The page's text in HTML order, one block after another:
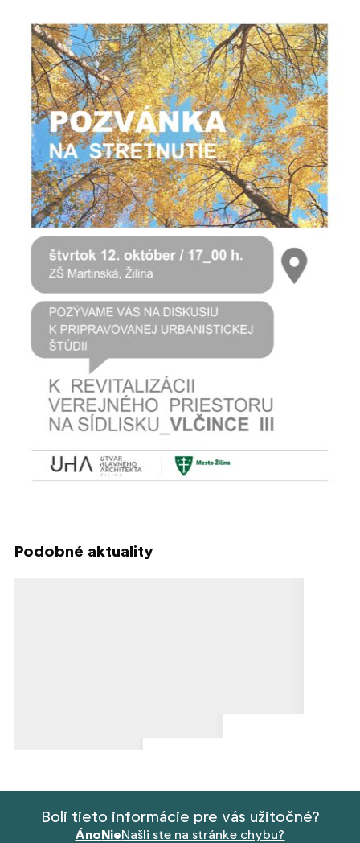
Podobné aktuality
Boli tieto informácie pre vás užitočné?
ÁnoNieNašli ste na stránke chybu?